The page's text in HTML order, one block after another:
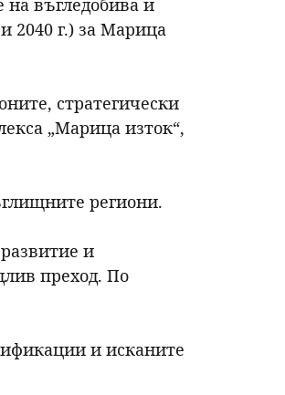
на въгледобива и
2040 г.) за Марица
стратегически
„Марица изток“,
региони.
и
преход. По
и исканите